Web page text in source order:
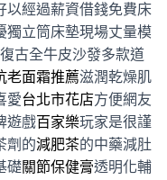
以經過薪資借錢免費床
獨立筒床墊現場丈量模
復古全牛皮沙發多款道
老面霜推薦滋潤乾燥肌
愛台北市花店方便網友
遊戲百家樂玩家是很謹
劑的減肥茶的中藥減肚
礎關節保健膏透明化輔